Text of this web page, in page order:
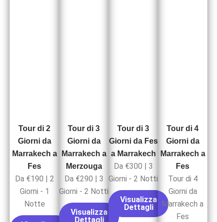
Tour di 2
Giorni da
Marrakech a
Fes
Da €190 | 2
Giorni - 1
Notte
Tour di 3
Giorni da
Marrakech a
Merzouga
Da €290 | 3
Giorni - 2 Notti
Visualizza
Dettagli
Tour di 3
Giorni da Fes
a Marrakech
Da €300 | 3
Giorni - 2 Notti
Visualizza
Dettagli
Tour di 4
Giorni da
Marrakech a
Fes
Tour di 4
Giorni da
Marrakech a
Fes